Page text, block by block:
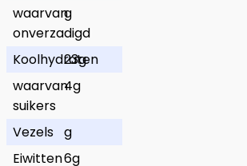
waarvan
onverzadigd
g
Koolhydraten
23g
waarvan
suikers
4g
Vezels g
Eiwitten6g